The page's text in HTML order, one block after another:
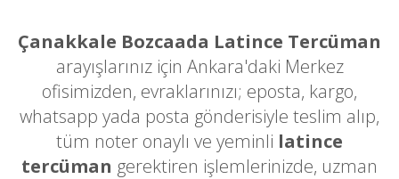
Çanakkale Bozcaada Latince Tercüman
arayışlarınız için Ankara'daki Merkez
ofisimizden, evraklarınızı; eposta, kargo,
whatsapp yada posta gönderisiyle teslim alıp,
tüm noter onaylı ve yeminli latince
tercüman gerektiren işlemlerinizde, uzman